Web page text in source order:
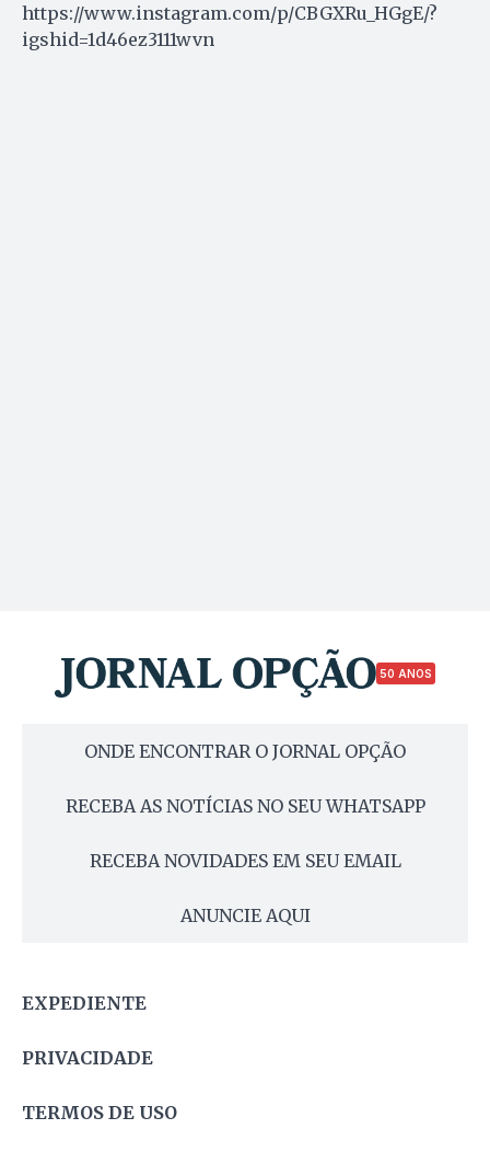
https://www.instagram.com/p/CBGXRu_HGgE/?
igshid=1d46ez3111wvn
50 ANOS
ONDE ENCONTRAR O JORNAL OPÇÃO
RECEBA AS NOTÍCIAS NO SEU WHATSAPP
RECEBA NOVIDADES EM SEU EMAIL
ANUNCIE AQUI
EXPEDIENTE
PRIVACIDADE
TERMOS DE USO